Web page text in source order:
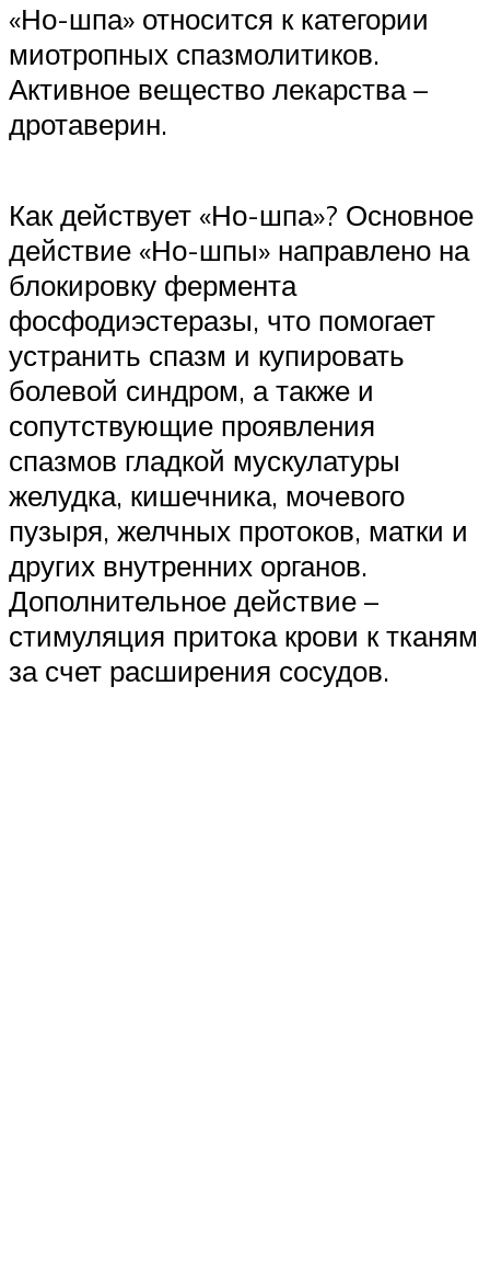
«Но-шпа» относится к категории
миотропных спазмолитиков.
Активное вещество лекарства –
дротаверин.
Как действует «Но-шпа»? Основное
действие «Но-шпы» направлено на
блокировку фермента
фосфодиэстеразы, что помогает
устранить спазм и купировать
болевой синдром, а также и
сопутствующие проявления
спазмов гладкой мускулатуры
желудка, кишечника, мочевого
пузыря, желчных протоков, матки и
других внутренних органов.
Дополнительное действие –
стимуляция притока крови к тканям
за счет расширения сосудов.